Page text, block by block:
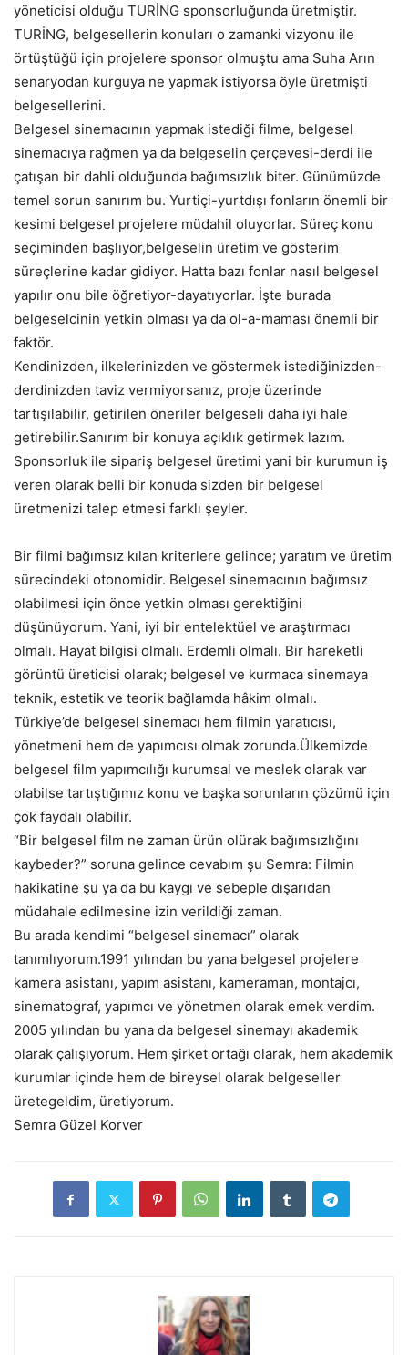
yöneticisi olduğu TURİNG sponsorluğunda üretmiştir.
TURİNG, belgesellerin konuları o zamanki vizyonu ile
örtüştüğü için projelere sponsor olmuştu ama Suha Arın
senaryodan kurguya ne yapmak istiyorsa öyle üretmişti
belgesellerini.
Belgesel sinemacının yapmak istediği filme, belgesel
sinemacıya rağmen ya da belgeselin çerçevesi-derdi ile
çatışan bir dahli olduğunda bağımsızlık biter. Günümüzde
temel sorun sanırım bu. Yurtiçi-yurtdışı fonların önemli bir
kesimi belgesel projelere müdahil oluyorlar. Süreç konu
seçiminden başlıyor,belgeselin üretim ve gösterim
süreçlerine kadar gidiyor. Hatta bazı fonlar nasıl belgesel
yapılır onu bile öğretiyor-dayatıyorlar. İşte burada
belgeselcinin yetkin olması ya da ol-a-maması önemli bir
faktör.
Kendinizden, ilkelerinizden ve göstermek istediğinizden-
derdinizden taviz vermiyorsanız, proje üzerinde
tartışılabilir, getirilen öneriler belgeseli daha iyi hale
getirebilir.Sanırım bir konuya açıklık getirmek lazım.
Sponsorluk ile sipariş belgesel üretimi yani bir kurumun iş
veren olarak belli bir konuda sizden bir belgesel
üretmenizi talep etmesi farklı şeyler.
Bir filmi bağımsız kılan kriterlere gelince; yaratım ve üretim
sürecindeki otonomidir. Belgesel sinemacının bağımsız
olabilmesi için önce yetkin olması gerektiğini
düşünüyorum. Yani, iyi bir entelektüel ve araştırmacı
olmalı. Hayat bilgisi olmalı. Erdemli olmalı. Bir hareketli
görüntü üreticisi olarak; belgesel ve kurmaca sinemaya
teknik, estetik ve teorik bağlamda hâkim olmalı.
Türkiye’de belgesel sinemacı hem filmin yaratıcısı,
yönetmeni hem de yapımcısı olmak zorunda.Ülkemizde
belgesel film yapımcılığı kurumsal ve meslek olarak var
olabilse tartıştığımız konu ve başka sorunların çözümü için
çok faydalı olabilir.
“Bir belgesel film ne zaman ürün olürak bağımsızlığını
kaybeder?” soruna gelince cevabım şu Semra: Filmin
hakikatine şu ya da bu kaygı ve sebeple dışarıdan
müdahale edilmesine izin verildiği zaman.
Bu arada kendimi “belgesel sinemacı” olarak
tanımlıyorum.1991 yılından bu yana belgesel projelere
kamera asistanı, yapım asistanı, kameraman, montajcı,
sinematograf, yapımcı ve yönetmen olarak emek verdim.
2005 yılından bu yana da belgesel sinemayı akademik
olarak çalışıyorum. Hem şirket ortağı olarak, hem akademik
kurumlar içinde hem de bireysel olarak belgeseller
üretegeldim, üretiyorum.
Semra Güzel Korver